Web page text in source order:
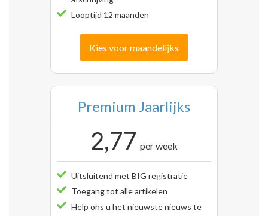
Looptijd 12 maanden
Kies voor maandelijks
Premium Jaarlijks
2,77 per week
Uitsluitend met BIG registratie
Toegang tot alle artikelen
Help ons u het nieuwste nieuws te